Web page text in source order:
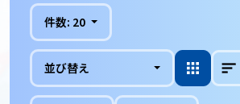
件数: 20
並び替え